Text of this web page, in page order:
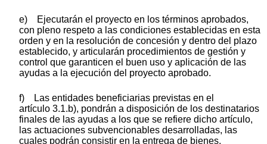
e) Ejecutarán el proyecto en los términos aprobados,
con pleno respeto a las condiciones establecidas en esta
orden y en la resolución de concesión y dentro del plazo
establecido, y articularán procedimientos de gestión y
control que garanticen el buen uso y aplicación de las
ayudas a la ejecución del proyecto aprobado.
f) Las entidades beneficiarias previstas en el
artículo 3.1.b), pondrán a disposición de los destinatarios
finales de las ayudas a los que se refiere dicho artículo,
las actuaciones subvencionables desarrolladas, las
cuales podrán consistir en la entrega de bienes,